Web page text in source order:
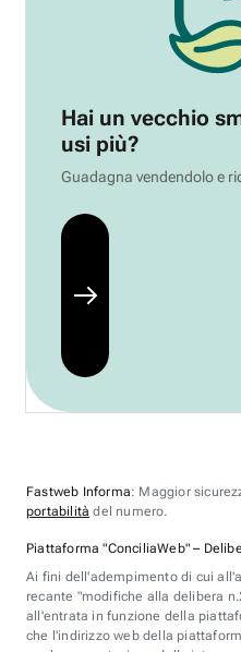
Hai un vecchio
usi più?
Guadagna vendendolo e
Fastweb Informa: Maggior
portabilità del numero.
Piattaforma "ConciliaWeb" –
Ai fini dell'adempimento di cui
recante "modifiche alla delibera
all'entrata in funzione della
che l'indirizzo web della